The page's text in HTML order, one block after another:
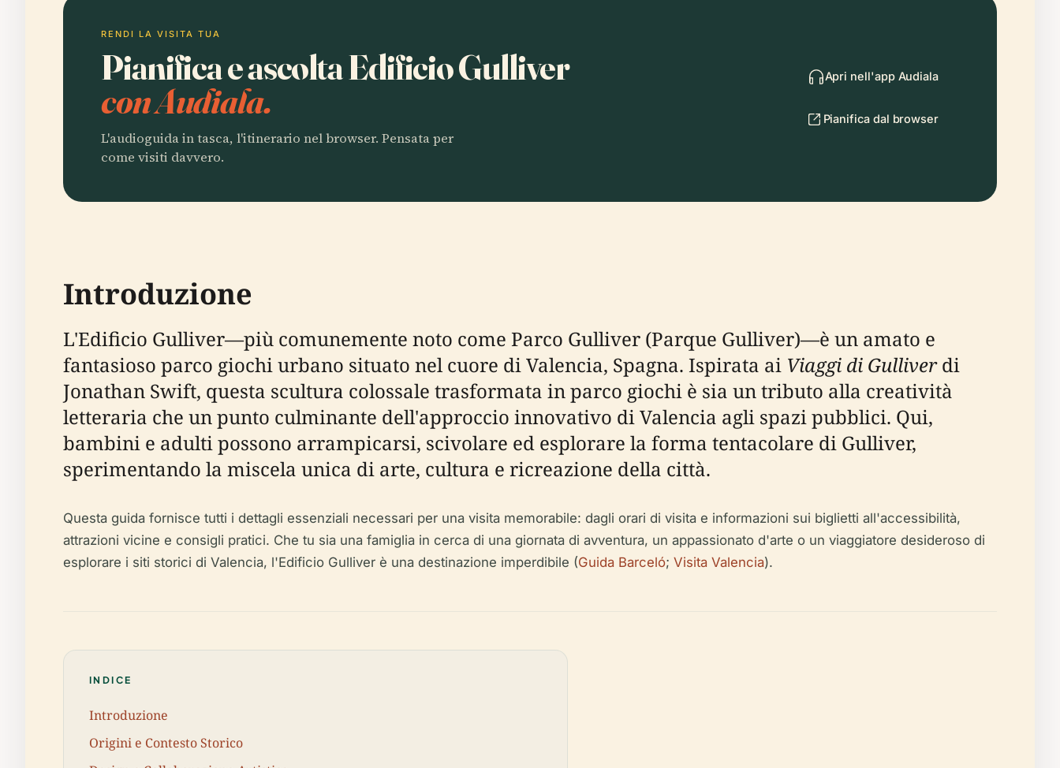
RENDI LA VISITA TUA
Pianifica e ascolta Edificio Gulliver
con Audiala.
L'audioguida in tasca, l'itinerario nel browser. Pensata per
come visiti davvero.
Apri nell'app Audiala
Pianifica dal browser
Introduzione
L'Edificio Gulliver—più comunemente noto come Parco Gulliver (Parque Gulliver)—è un amato e
fantasioso parco giochi urbano situato nel cuore di Valencia, Spagna. Ispirata ai Viaggi di Gulliverdi
Jonathan Swift, questa scultura colossale trasformata in parco giochi è sia un tributo alla creatività
letteraria che un punto culminante dell'approccio innovativo di Valencia agli spazi pubblici. Qui,
bambini e adulti possono arrampicarsi, scivolare ed esplorare la forma tentacolare di Gulliver,
sperimentando la miscela unica di arte, cultura e ricreazione della città.
Questa guida fornisce tutti i dettagli essenziali necessari per una visita memorabile: dagli orari di visita e informazioni sui biglietti all'accessibilità,
attrazioni vicine e consigli pratici. Che tu sia una famiglia in cerca di una giornata di avventura, un appassionato d'arte o un viaggiatore desideroso di
esplorare i siti storici di Valencia, l'Edificio Gulliver è una destinazione imperdibile (Guida Barceló; Visita Valencia).
INDICE
Introduzione
Origini e Contesto Storico